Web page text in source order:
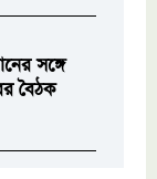
সঙ্গে
বৈঠক